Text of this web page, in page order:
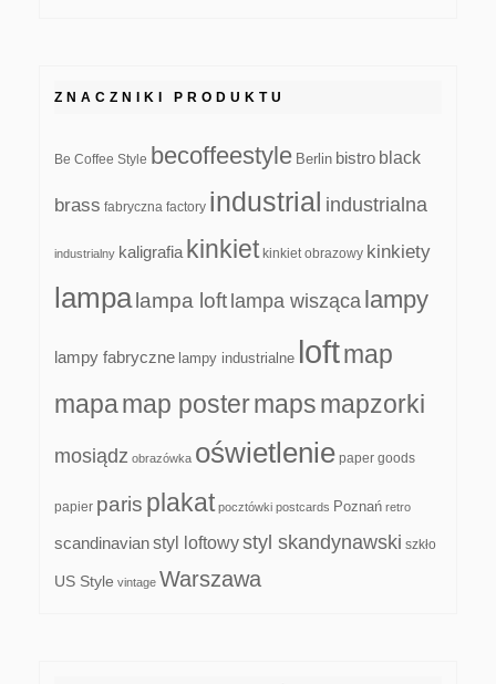
ZNACZNIKI PRODUKTU
Be Coffee Style becoffeestyle Berlin bistro black
brass fabryczna factory industrial industrialna
industrialny kaligrafia kinkiet kinkiet obrazowy kinkiety
lampa lampa loft lampa wisząca lampy
lampy fabryczne lampy industrialne loftmap
mapamap postermapsmapzorki
mosiądz obrazówka oświetlenie paper goods
papier paris plakat pocztówki postcards Poznań retro
scandinavianstyl loftowystyl skandynawski szkło
US Style vintage Warszawa